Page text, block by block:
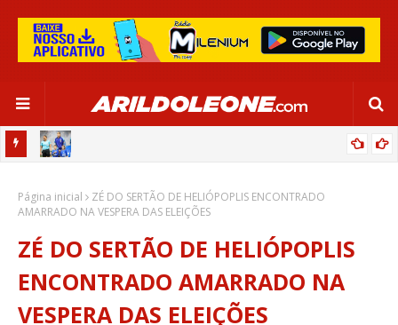
SALVADOR
Página inicial
ZÉ DO SERTÃO DE HELIÓPOPLIS ENCONTRADO
AMARRADO NA VESPERA DAS ELEIÇÕES
ZÉ DO SERTÃO DE HELIÓPOPLIS
ENCONTRADO AMARRADO NA
VESPERA DAS ELEIÇÕES